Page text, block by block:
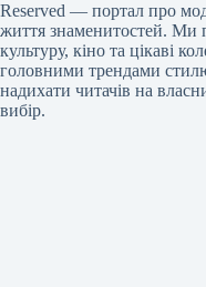
Reserved — портал про
життя знаменитостей.
культуру, кіно та цікаві
головними трендами
надихати читачів на
вибір.